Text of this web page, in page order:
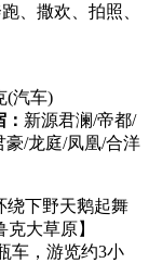
、撒欢、拍照、
(汽车)
新源君澜/帝都/
豪/龙庭/凤凰/合洋
绕下野天鹅起舞
大草原】
车，游览约3小